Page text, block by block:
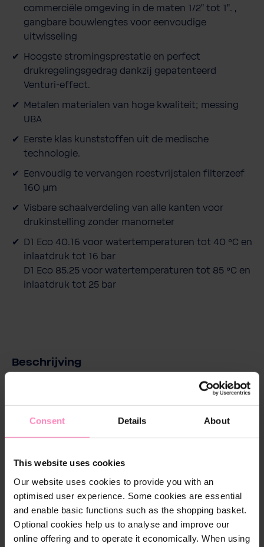
Consent Details About
This website uses cookies
Our website uses cookies to provide you with an
optimised user experience. Some cookies are essential
and enable basic functions such as the shopping basket.
Optional cookies help us to analyse and improve our
online offering and to operate it economically. When using
commerciële omgeving in de maten 1/2" tot 1". ,
gangbare bouwlengtes voor eenvoudige
uitwisseling
Hoogste stromingsprestatie en perfect
drukregelingsgedrag dankzij gepatenteerd
Venturi-effect.
Metalen materialen van hoge kwaliteit; messing
UBA
Eerste klas kunststoffen uit de medische
technologie.
Eenvoudig te vervangen roestvrijstalen filterzeef
160 µm
Visbare schaalverdeling van alle kanten voor
drukinstelling zonder manometer
D1 Eco 40.16 voor watertemperaturen tot 40 °C en
inlaatdruk tot 16 bar
D1 Eco 85.25 voor watertemperaturen tot 85 °C en
inlaatdruk tot 25 bar
Beschrijving
BWT D1 drukregelaar - meester van alle klassen
watervoorzieningsinstallaties in een- en
meergezinswoningen, bedrijfs- en
conform ÖNORM EN 806-2 in combinatie met DIN
1988-200. Zo helpt hij drukschade te voorkomen, het
waterverbruik te verminderen en zorgt hij voor
geluidsisolatie. De D1 wordt gebruikt om de druk te
verlagen en een gewenste tegendruk te regelen en
houdt deze constant, zelfs als de voordruk sterk